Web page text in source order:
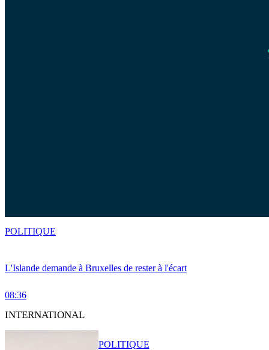
L'Islande demande à Bruxelles de rester à l'écart
08:36
POLITIQUE
INTERNATIONAL
POLITIQUE